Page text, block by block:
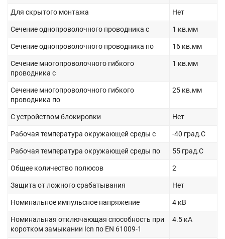
Для скрытого монтажа Нет
Сечение однопроволочного проводника с 1 кв.мм
Сечение однопроволочного проводника по 16 кв.мм
Сечение многопроволочного гибкого
проводника с
1 кв.мм
Сечение многопроволочного гибкого
проводника по
25 кв.мм
С устройством блокировки Нет
Рабочая температура окружающей среды с -40 град.C
Рабочая температура окружающей среды по 55 град.C
Общее количество полюсов 2
Защита от ложного срабатывания Нет
Номинальное импульсное напряжение 4 кВ
Номинальная отключающая способность при
коротком замыкании Icn по EN 61009-1
4.5 кА